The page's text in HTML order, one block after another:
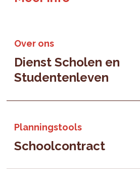
Over ons
Dienst Scholen en
Studentenleven
Planningstools
Schoolcontract